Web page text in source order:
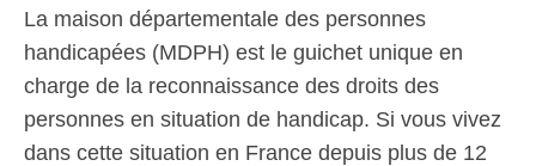
La maison départementale des personnes
handicapées (MDPH) est le guichet unique en
charge de la reconnaissance des droits des
personnes en situation de handicap. Si vous vivez
dans cette situation en France depuis plus de 12